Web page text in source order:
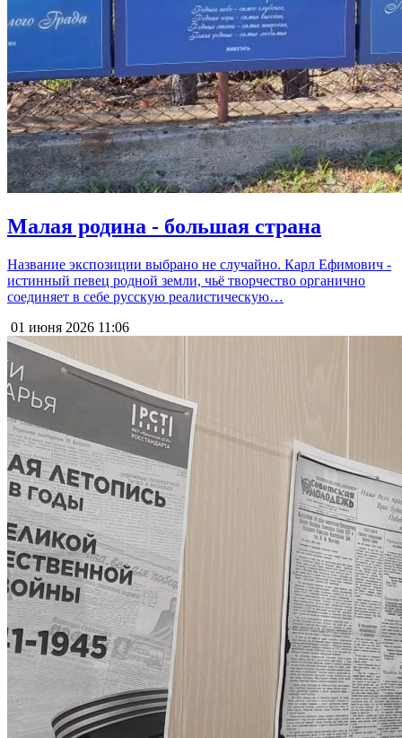
Малая родина - большая страна
Название экспозиции выбрано не случайно. Карл Ефимович -
истинный певец родной земли, чьё творчество органично
соединяет в себе русскую реалистическую…
01 июня 2026 11:06